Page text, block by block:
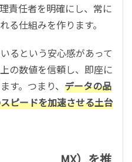
責任者を明確にし、常に
る仕組みを作ります。
るという安心感があって
の数値を信頼し、即座に
す。つまり、 データの品
ピードを加速させる土台